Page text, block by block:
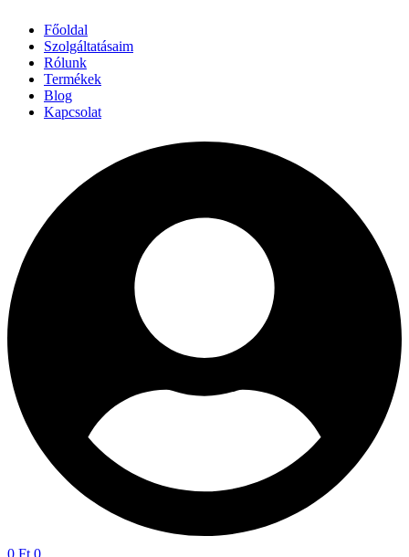
Főoldal
Szolgáltatásaim
Rólunk
Termékek
Blog
Kapcsolat
0 Ft 0